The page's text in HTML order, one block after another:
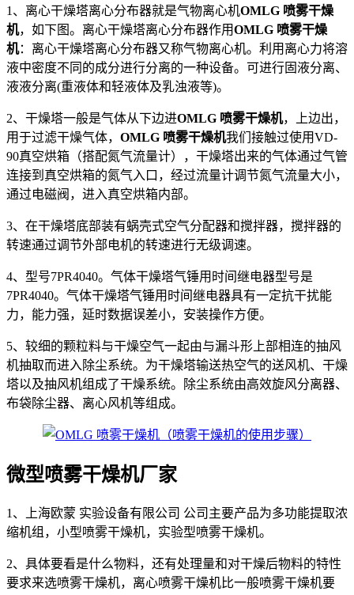
1、离心干燥塔离心分布器就是气物离心机OMLG 喷雾干燥
机，如下图。离心干燥塔离心分布器作用OMLG 喷雾干燥
机：离心干燥塔离心分布器又称气物离心机。利用离心力将溶
液中密度不同的成分进行分离的一种设备。可进行固液分离、
液液分离(重液体和轻液体及乳浊液等)。
2、干燥塔一般是气体从下边进OMLG 喷雾干燥机，上边出，
用于过滤干燥气体， OMLG 喷雾干燥机我们接触过使用VD-
90真空烘箱（搭配氮气流量计），干燥塔出来的气体通过气管
连接到真空烘箱的氮气入口，经过流量计调节氮气流量大小，
通过电磁阀，进入真空烘箱内部。
3、在干燥塔底部装有蜗壳式空气分配器和搅拌器，搅拌器的
转速通过调节外部电机的转速进行无级调速。
4、型号7PR4040。气体干燥塔气锤用时间继电器型号是
7PR4040。气体干燥塔气锤用时间继电器具有一定抗干扰能
力，能力强，延时数据误差小，安装操作方便。
5、较细的颗粒料与干燥空气一起由与漏斗形上部相连的抽风
机抽取而进入除尘系统。为干燥塔输送热空气的送风机、干燥
塔以及抽风机组成了干燥系统。除尘系统由高效旋风分离器、
布袋除尘器、离心风机等组成。
微型喷雾干燥机厂家
1、上海欧蒙 实验设备有限公司 公司主要产品为多功能提取浓
缩机组，小型喷雾干燥机，实验型喷雾干燥机。
2、具体要看是什么物料，还有处理量和对干燥后物料的特性
要求来选喷雾干燥机，离心喷雾干燥机比一般喷雾干燥机要